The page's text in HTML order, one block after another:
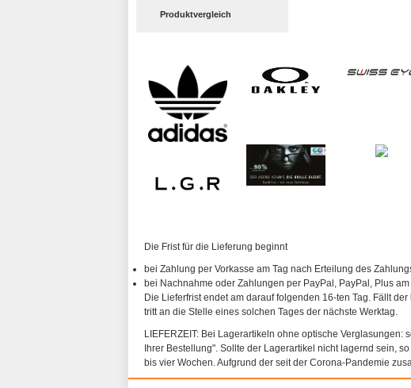
Produktvergleich
Die Frist für die Lieferung beginnt
bei Zahlung per Vorkasse am Tag nach Erteilung des
bei Nachnahme oder Zahlungen per PayPal, PayPal, Plus
Die Lieferfrist endet am darauf folgenden 16-ten Tag. Fällt
tritt an die Stelle eines solchen Tages der nächste Werktag.
LIEFERZEIT: Bei Lagerartikeln ohne optische
Ihrer Bestellung". Sollte der Lagerartikel nicht lagernd sein,
bis vier Wochen. Aufgrund der seit der Corona-Pandemie